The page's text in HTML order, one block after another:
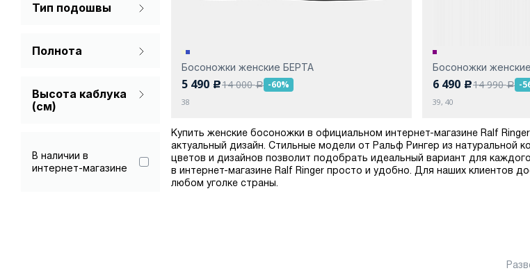
Тип подошвы
Танкетка
Полнота
Стандарт
Высота каблука
(см)
В наличии в
интернет-магазине
Босоножки женские БЕРТА
5 490 c14 000a -60%
38
Босоножки
6 490 c14 990a -
39, 40
Купить женские босоножки в официальном интернет-магазине Ralf
актуальный дизайн. Стильные модели от Ральф Рингер из
цветов и дизайнов позволит подобрать идеальный вариант для
в интернет-магазине Ralf Ringer просто и удобно. Для наших клиентов
любом уголке страны.